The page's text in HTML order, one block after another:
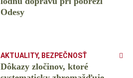
Odesy
AKTUALITY, BEZPEČNOSŤ
Dôkazy zločinov, ktoré